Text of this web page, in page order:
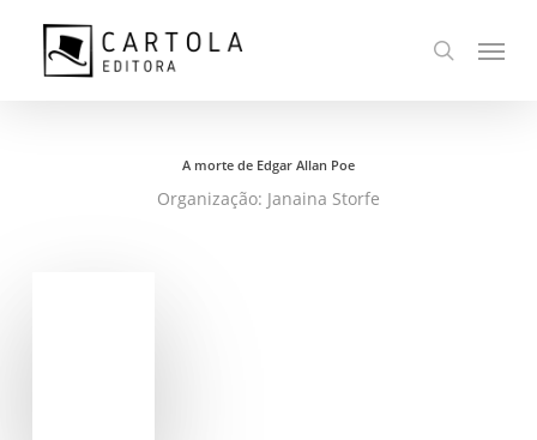
busca
Menu
A morte de Edgar Allan Poe
Organização: Janaina Storfe